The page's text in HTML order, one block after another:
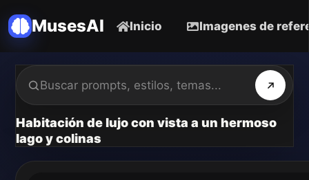
MusesAI Inicio Imagenes de
Habitación de lujo con vista a un hermoso
lago y colinas